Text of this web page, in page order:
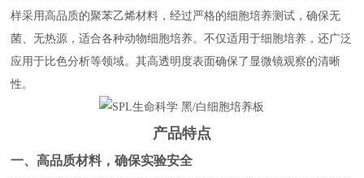
样采用高品质的聚苯乙烯材料，经过严格的细胞培养测试，确保无
菌、无热源，适合各种动物细胞培养。不仅适用于细胞培养，还广泛
应用于比色分析等领域。其高透明度表面确保了显微镜观察的清晰
性。
产品特点
一、高品质材料，确保实验安全